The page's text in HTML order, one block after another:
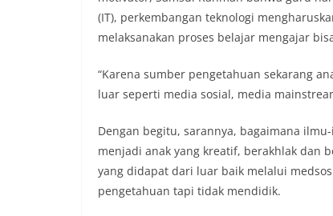
(IT), perkembangan teknologi
melaksanakan proses belajar mengajar
“Karena sumber pengetahuan sekarang
luar seperti media sosial, media
Dengan begitu, sarannya, bagaimana
menjadi anak yang kreatif, berakhlak dan
yang didapat dari luar baik melalui
pengetahuan tapi tidak mendidik.